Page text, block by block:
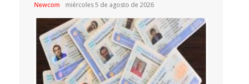
Newcom miércoles 5 de agosto de 2026